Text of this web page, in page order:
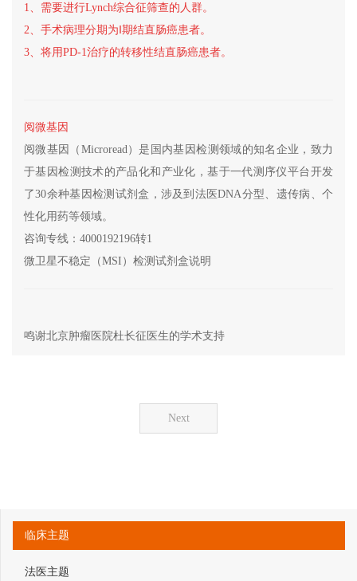
1、需要进行Lynch综合征筛查的人群。
2、手术病理分期为‖期结直肠癌患者。
3、将用PD-1治疗的转移性结直肠癌患者。
阅微基因
阅微基因（Microread）是国内基因检测领域的知名企业，致力
于基因检测技术的产品化和产业化，基于一代测序仪平台开发
了30余种基因检测试剂盒，涉及到法医DNA分型、遗传病、个
性化用药等领域。
咨询专线：4000192196转1
微卫星不稳定（MSI）检测试剂盒说明
鸣谢北京肿瘤医院杜长征医生的学术支持
Next
临床主题
法医主题